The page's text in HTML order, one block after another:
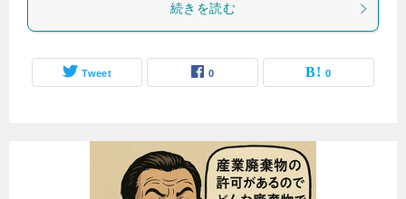
続きを読む
Tweet 0 0